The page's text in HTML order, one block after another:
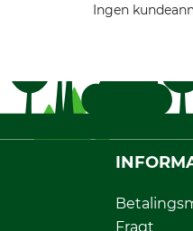
Ingen
Fragt